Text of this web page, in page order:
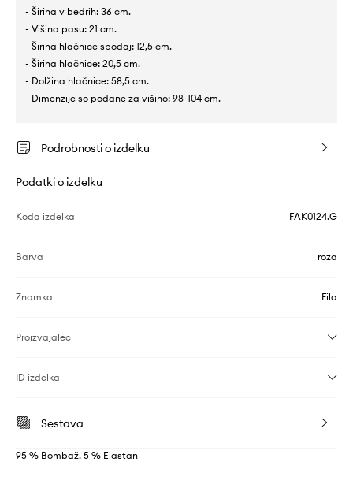
- Širina v bedrih: 36 cm.
- Višina pasu: 21 cm.
- Širina hlačnice spodaj: 12,5 cm.
- Širina hlačnice: 20,5 cm.
- Dolžina hlačnice: 58,5 cm.
- Dimenzije so podane za višino: 98-104 cm.
Podrobnosti o izdelku
Podatki o izdelku
Koda izdelka FAK0124.G
Barva roza
Znamka Fila
Proizvajalec
ID izdelka
Sestava
95 % Bombaž, 5 % Elastan